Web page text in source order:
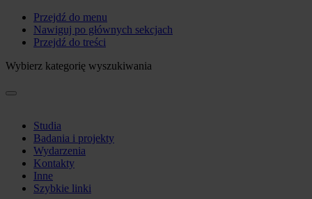
Przejdź do menu
Nawiguj po głównych sekcjach
Przejdź do treści
Wybierz kategorię wyszukiwania
Studia
Badania i projekty
Wydarzenia
Kontakty
Inne
Szybkie linki